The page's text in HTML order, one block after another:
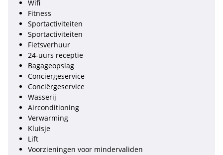
Wifi
Fitness
Sportactiviteiten
Sportactiviteiten
Fietsverhuur
24-uurs receptie
Bagageopslag
Conciërgeservice
Conciërgeservice
Wasserij
Airconditioning
Verwarming
Kluisje
Lift
Voorzieningen voor mindervaliden